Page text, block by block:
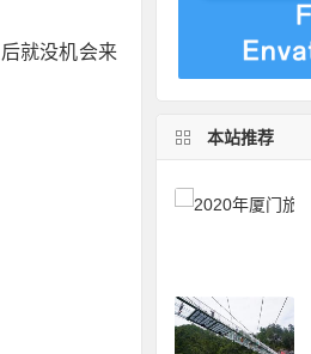
就没机会来
本站推荐